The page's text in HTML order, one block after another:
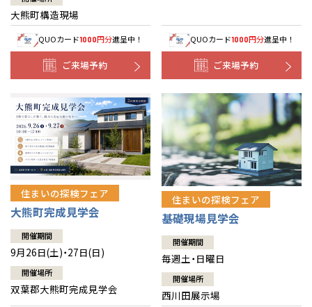
大熊町構造現場
QUOカード1000円分進呈中！
ご来場予約
QUOカード1000円分進呈中！
ご来場予約
住まいの探検フェア
大熊町完成見学会
開催期間
9月26日(土)・27日(日)
開催場所
双葉郡大熊町完成見学会
住まいの探検フェア
基礎現場見学会
開催期間
毎週土・日曜日
開催場所
西川田展示場